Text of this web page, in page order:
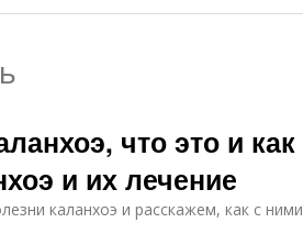
что это и как
и их лечение
каланхоэ и расскажем, как с ними